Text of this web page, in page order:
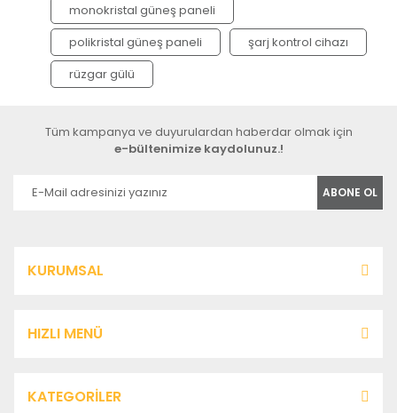
monokristal güneş paneli
polikristal güneş paneli
şarj kontrol cihazı
rüzgar gülü
Tüm kampanya ve duyurulardan haberdar olmak için
e-bültenimize kaydolunuz.!
ABONE OL
KURUMSAL
HIZLI MENÜ
KATEGORİLER